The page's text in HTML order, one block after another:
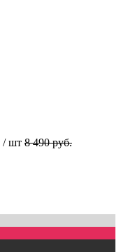
/ шт 8 490 руб.